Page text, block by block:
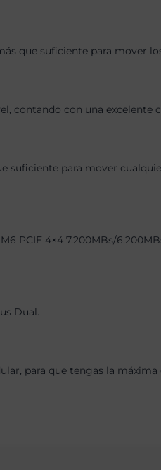
que suficiente para mover
contando con una excelente
suficiente para mover
PCIE 4×4 7.200MBs/
Dual.
para que tengas la